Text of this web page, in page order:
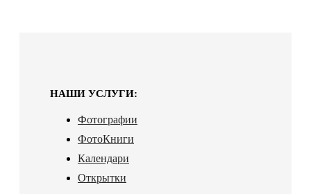
НАШИ УСЛУГИ:
Фотографии
ФотоКниги
Календари
Открытки